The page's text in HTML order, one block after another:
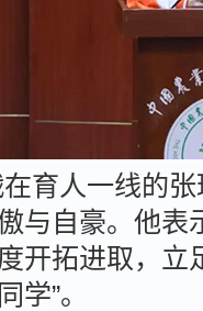
育人一线的
与自豪。他表
开拓进取，立
学”。